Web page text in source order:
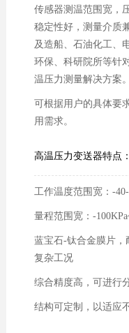
传感器测温范围宽，
稳定性好，测量介质
及造船、石油化工、
环保、科研院所等针
温压力测量解决方案。
可根据用户的具体要
用需求。
高温压力变送器特点：
工作温度范围宽：-
量程范围宽：-
蓝宝石-钛合金膜片
复杂工况
综合精度高，可进行
结构可定制，以适应